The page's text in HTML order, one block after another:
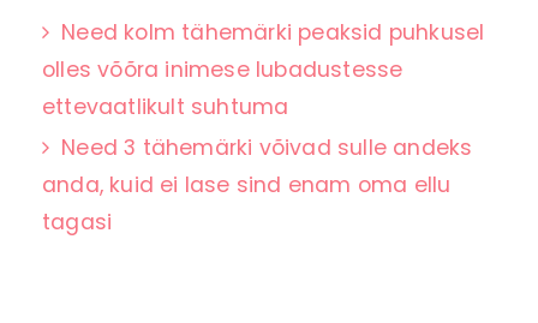
Need kolm tähemärki peaksid puhkusel
olles võõra inimese lubadustesse
ettevaatlikult suhtuma
Need 3 tähemärki võivad sulle andeks
anda, kuid ei lase sind enam oma ellu
tagasi